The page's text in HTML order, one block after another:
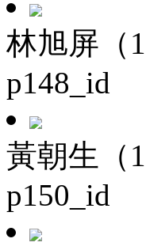
林旭屏（
p148_id
黃朝生（
p150_id